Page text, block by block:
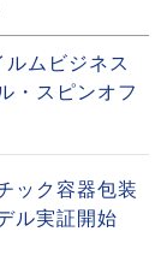
ムビジネス
・スピンオフ
ック容器包装
ル実証開始